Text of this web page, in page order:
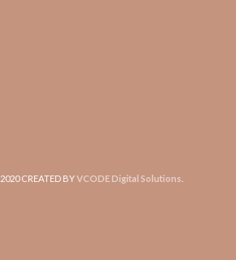
2020 CREATED BYVCODE Digital Solutions